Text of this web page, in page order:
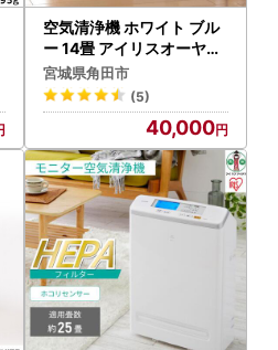
空気清浄機 ホワイト ブル
ー 14畳 アイリスオーヤマ
PMAC-100 ｜ 空気清浄機
宮城県角田市
(5)
40,000